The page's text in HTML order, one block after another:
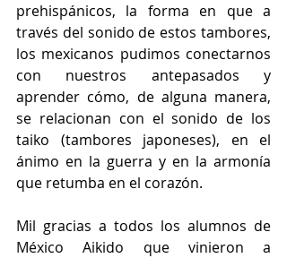
prehispánicos, la forma en que a
través del sonido de estos tambores,
los mexicanos pudimos conectarnos
con nuestros antepasados y
aprender cómo, de alguna manera,
se relacionan con el sonido de los
taiko (tambores japoneses), en el
ánimo en la guerra y en la armonía
que retumba en el corazón.
Mil gracias a todos los alumnos de
México Aikido que vinieron a